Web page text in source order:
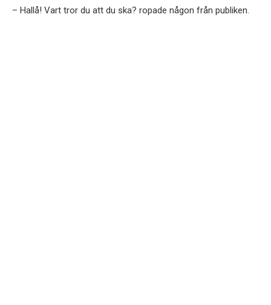
– Hallå! Vart tror du att du ska? ropade någon från publiken.